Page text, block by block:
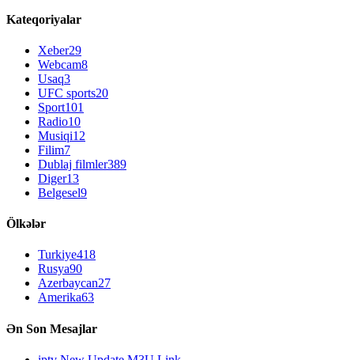
Kateqoriyalar
Xeber29
Webcam8
Usaq3
UFC sports20
Sport101
Radio10
Musiqi12
Filim7
Dublaj filmler389
Diger13
Belgesel9
Ölkələr
Turkiye418
Rusya90
Azerbaycan27
Amerika63
Ən Son Mesajlar